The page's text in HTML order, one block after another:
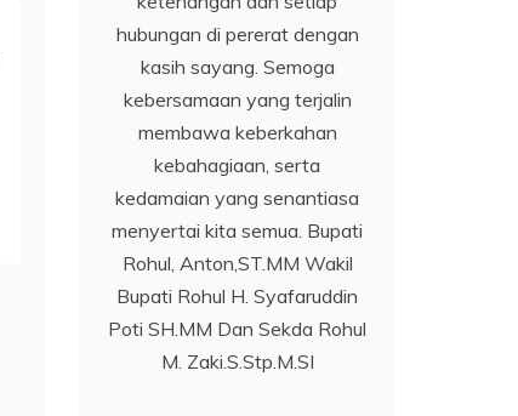
hubungan di pererat dengan
kasih sayang. Semoga
kebersamaan yang terjalin
membawa keberkahan
kebahagiaan, serta
kedamaian yang senantiasa
menyertai kita semua. Bupati
Rohul, Anton,ST.MM Wakil
Bupati Rohul H. Syafaruddin
Poti SH.MM Dan Sekda Rohul
M. Zaki.S.Stp.M.SI